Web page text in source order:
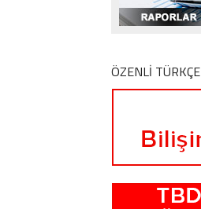
ÖZENLİ TÜRKÇE